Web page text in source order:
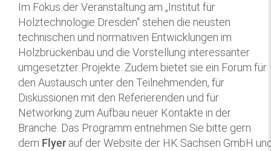
Im Fokus der Veranstaltung am „Institut für
Holztechnologie Dresden“ stehen die neusten
technischen und normativen Entwicklungen im
Holzbrückenbau und die Vorstellung interessanter
umgesetzter Projekte. Zudem bietet sie ein Forum für
den Austausch unter den Teilnehmenden, für
Diskussionen mit den Referierenden und für
Networking zum Aufbau neuer Kontakte in der
Branche. Das Programm entnehmen Sie bitte gern
dem Flyer auf der Website der HK Sachsen GmbH